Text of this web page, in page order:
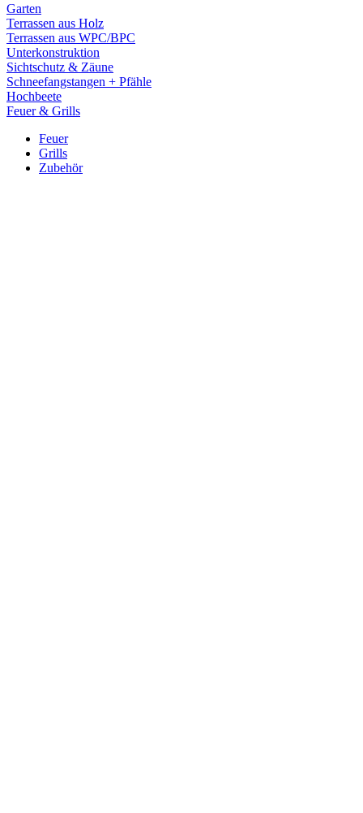
Garten
Terrassen aus Holz
Terrassen aus WPC/BPC
Unterkonstruktion
Sichtschutz & Zäune
Schneefangstangen + Pfähle
Hochbeete
Feuer & Grills
Feuer
Grills
Zubehör